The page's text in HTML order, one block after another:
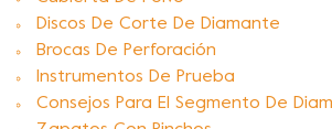
Discos De Corte De Diamante
Brocas De Perforación
Instrumentos De Prueba
Consejos Para El Segmento De